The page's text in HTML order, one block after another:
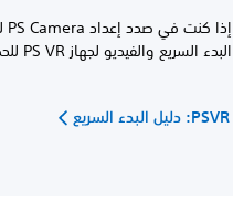
البدء السريع والفيديو لجهاز PS VR للحصول على مزيد من التفاصيل.
PSVR: دليل البدء السريع